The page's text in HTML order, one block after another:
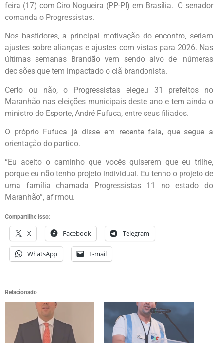
feira (17) com Ciro Nogueira (PP-PI) em Brasília. O senador
comanda o Progressistas.
Nos bastidores, a principal motivação do encontro, seriam
ajustes sobre alianças e ajustes com vistas para 2026. Nas
últimas semanas Brandão vem sendo alvo de inúmeras
decisões que tem impactado o clã brandonista.
Certo ou não, o Progressistas elegeu 31 prefeitos no
Maranhão nas eleições municipais deste ano e tem ainda o
ministro do Esporte, André Fufuca, entre seus filiados.
O próprio Fufuca já disse em recente fala, que segue a
orientação do partido.
“Eu aceito o caminho que vocês quiserem que eu trilhe,
porque eu não tenho projeto individual. Eu tenho o projeto de
uma família chamada Progressistas 11 no estado do
Maranhão”, afirmou.
Compartilhe isso:
X Facebook Telegram
WhatsApp E-mail
Relacionado